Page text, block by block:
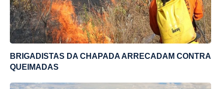
BRIGADISTAS DA CHAPADA ARRECADAM CONTRA
QUEIMADAS